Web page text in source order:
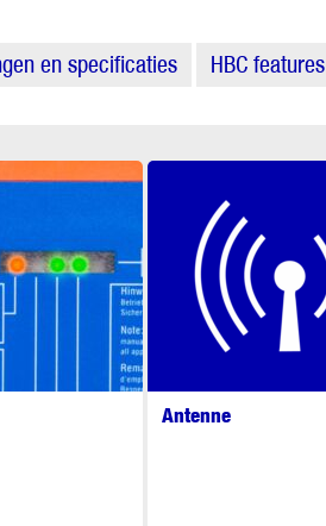
en specificaties HBC features
Antenne